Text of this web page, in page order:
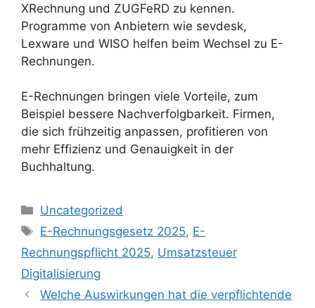
XRechnung und ZUGFeRD zu kennen.
Programme von Anbietern wie sevdesk,
Lexware und WISO helfen beim Wechsel zu E-
Rechnungen.
E-Rechnungen bringen viele Vorteile, zum
Beispiel bessere Nachverfolgbarkeit. Firmen,
die sich frühzeitig anpassen, profitieren von
mehr Effizienz und Genauigkeit in der
Buchhaltung.
Kategorien
Uncategorized
Schlagwörter
E-Rechnungsgesetz 2025, E-
Rechnungspflicht 2025, Umsatzsteuer
Digitalisierung
Welche Auswirkungen hat die verpflichtende